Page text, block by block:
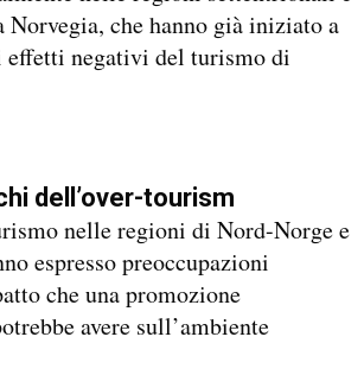
che hanno già iniziato a
effetti negativi del turismo di
dell’over-tourism
nelle regioni di Nord-Norge e
espresso preoccupazioni
che una promozione
avere sull’ambiente